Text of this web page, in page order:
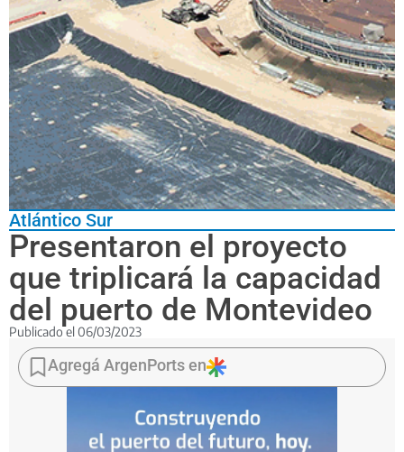
Atlántico Sur
Presentaron el proyecto
que triplicará la capacidad
del puerto de Montevideo
Publicado el 06/03/2023
Se
trata
de
Agregá ArgenPorts en